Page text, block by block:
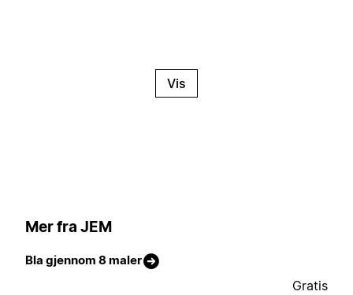
Vis
Mer fra JEM
Bla gjennom 8 maler
Gratis